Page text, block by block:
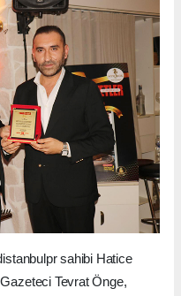
sahibi Hatice
Tevrat Önge,